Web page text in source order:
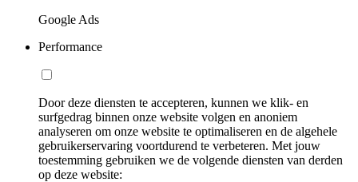
Google Ads
Performance
Door deze diensten te accepteren, kunnen we klik- en
surfgedrag binnen onze website volgen en anoniem
analyseren om onze website te optimaliseren en de algehele
gebruikerservaring voortdurend te verbeteren. Met jouw
toestemming gebruiken we de volgende diensten van derden
op deze website: